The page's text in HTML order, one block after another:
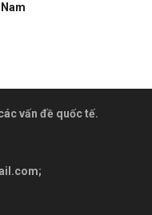
vấn đề quốc tế.
;